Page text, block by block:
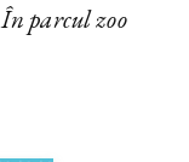
parcul zoo